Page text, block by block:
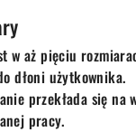
w aż pięciu
dłoni użytkownika.
przekłada się na
pracy.